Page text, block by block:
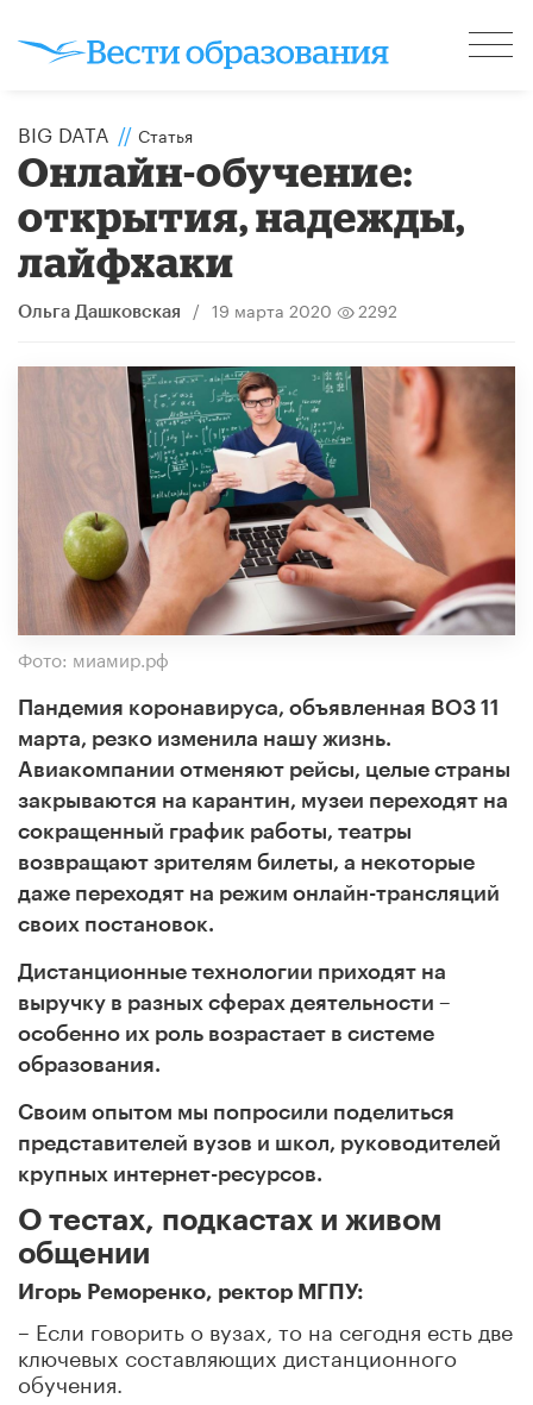
BIG DATA // Статья
Онлайн-обучение:
открытия, надежды,
лайфхаки
Ольга Дашковская / 19 марта 2020 2292
Фото: миамир.рф
Пандемия коронавируса, объявленная ВОЗ 11
марта, резко изменила нашу жизнь.
Авиакомпании отменяют рейсы, целые страны
закрываются на карантин, музеи переходят на
сокращенный график работы, театры
возвращают зрителям билеты, а некоторые
даже переходят на режим онлайн-трансляций
своих постановок.
Дистанционные технологии приходят на
выручку в разных сферах деятельности –
особенно их роль возрастает в системе
образования.
Своим опытом мы попросили поделиться
представителей вузов и школ, руководителей
крупных интернет-ресурсов.
О тестах, подкастах и живом
общении
Игорь Реморенко, ректор МГПУ:
– Если говорить о вузах, то на сегодня есть две
ключевых составляющих дистанционного
обучения.